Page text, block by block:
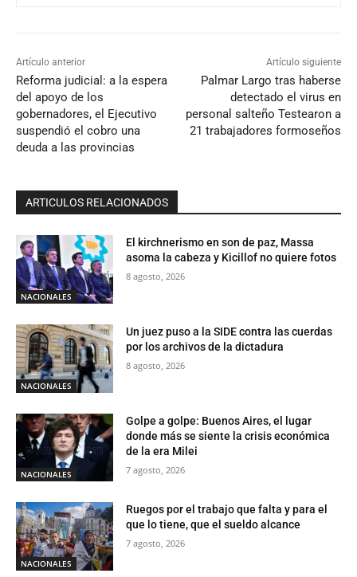
Artículo anterior
Reforma judicial: a la espera
del apoyo de los
gobernadores, el Ejecutivo
suspendió el cobro una
deuda a las provincias
Artículo siguiente
Palmar Largo tras haberse
detectado el virus en
personal salteño Testearon a
21 trabajadores formoseños
ARTICULOS RELACIONADOS
NACIONALES
El kirchnerismo en son de paz, Massa
asoma la cabeza y Kicillof no quiere fotos
8 agosto, 2026
NACIONALES
Un juez puso a la SIDE contra las cuerdas
por los archivos de la dictadura
8 agosto, 2026
NACIONALES
Golpe a golpe: Buenos Aires, el lugar
donde más se siente la crisis económica
de la era Milei
7 agosto, 2026
NACIONALES
Ruegos por el trabajo que falta y para el
que lo tiene, que el sueldo alcance
7 agosto, 2026